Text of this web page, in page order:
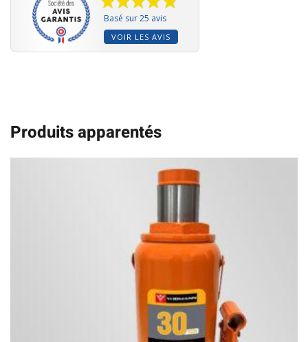
Basé sur 25 avis
VOIR LES AVIS
Produits apparentés